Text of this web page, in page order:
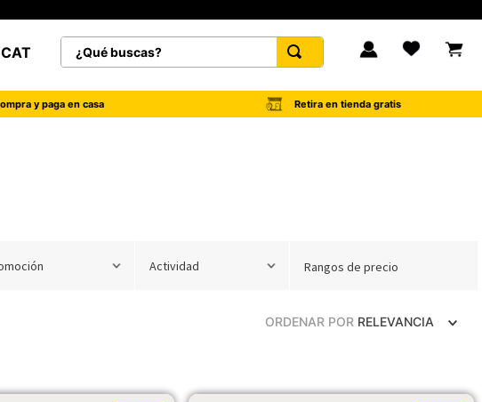
¿Qué buscas?
y paga en casa Retira en tienda gratis
Actividad Rangos de precio
ORDENAR POR RELEVANCIA